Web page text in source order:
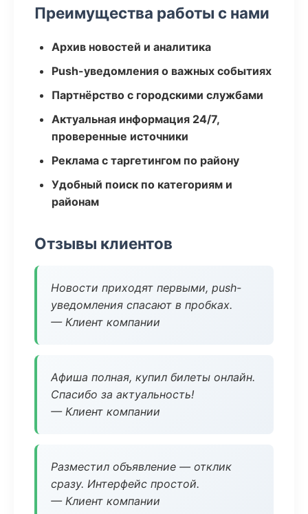
Преимущества работы с нами
Архив новостей и аналитика
Push-уведомления о важных событиях
Партнёрство с городскими службами
Актуальная информация 24/7,
проверенные источники
Реклама с таргетингом по району
Удобный поиск по категориям и
районам
Отзывы клиентов
Новости приходят первыми, push-
уведомления спасают в пробках.
— Клиент компании
Афиша полная, купил билеты онлайн.
Спасибо за актуальность!
— Клиент компании
Разместил объявление — отклик
сразу. Интерфейс простой.
— Клиент компании